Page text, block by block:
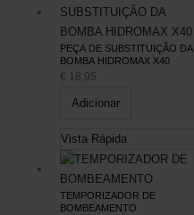
PEÇA DE SUBSTITUIÇÃO DA
BOMBA HIDROMAX X40
€ 18,95
Adicionar
Vista Rápida
TEMPORIZADOR DE
BOMBEAMENTO